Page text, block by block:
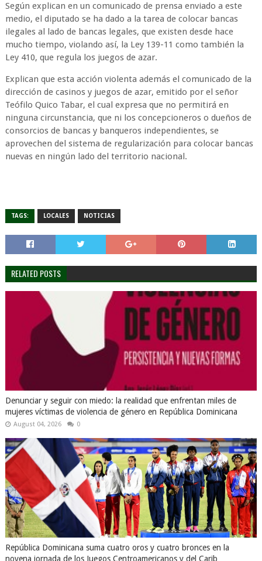
Según explican en un comunicado de prensa enviado a este
medio, el diputado se ha dado a la tarea de colocar bancas
ilegales al lado de bancas legales, que existen desde hace
mucho tiempo, violando así, la Ley 139-11 como también la
Ley 410, que regula los juegos de azar.
Explican que esta acción violenta además el comunicado de la
dirección de casinos y juegos de azar, emitido por el señor
Teófilo Quico Tabar, el cual expresa que no permitirá en
ninguna circunstancia, que ni los concepcioneros o dueños de
consorcios de bancas y banqueros independientes, se
aprovechen del sistema de regularización para colocar bancas
nuevas en ningún lado del territorio nacional.
TAGS: LOCALES NOTICIAS
RELATED POSTS
Denunciar y seguir con miedo: la realidad que enfrentan miles de
mujeres víctimas de violencia de género en República Dominicana
August 04, 2026 0
República Dominicana suma cuatro oros y cuatro bronces en la
novena jornada de los Juegos Centroamericanos y del Carib